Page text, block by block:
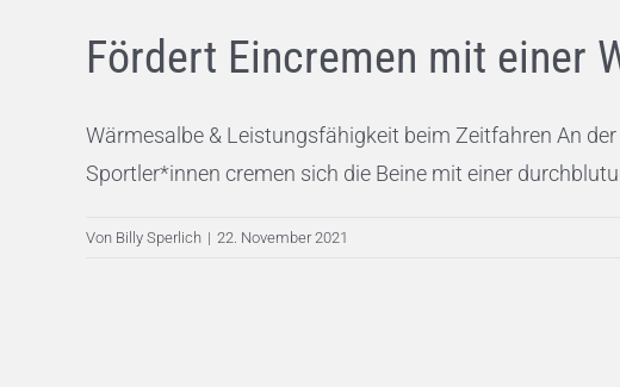
Fördert Eincremen mit einer
Wärmesalbe & Leistungsfähigkeit beim Zeitfahren An
Sportler*innen cremen sich die Beine mit einer
Von Billy Sperlich | 22. November 2021